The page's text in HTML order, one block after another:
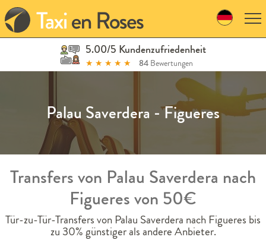
Skip
to
navigation
Skip
5.00/5 Kundenzufriedenheit
★ ★ ★ ★ ★ 84Bewertungen
Palau Saverdera - Figueres
Transfers von Palau Saverdera nach
Figueres von 50€
Tür-zu-Tür-Transfers von Palau Saverdera nach Figueres bis
zu 30% günstiger als andere Anbieter.